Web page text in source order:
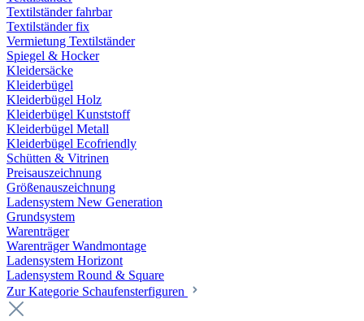
Textilständer fahrbar
Textilständer fix
Vermietung Textilständer
Spiegel & Hocker
Kleidersäcke
Kleiderbügel
Kleiderbügel Holz
Kleiderbügel Kunststoff
Kleiderbügel Metall
Kleiderbügel Ecofriendly
Schütten & Vitrinen
Preisauszeichnung
Größenauszeichnung
Ladensystem New Generation
Grundsystem
Warenträger
Warenträger Wandmontage
Ladensystem Horizont
Ladensystem Round & Square
Zur Kategorie Schaufenster­figuren